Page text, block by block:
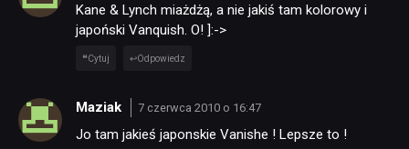
TECHNOLOGIE
Kane & Lynch miażdżą, a nie jakiś tam kolorowy i
japoński Vanquish. O! ]:->
Cytuj Odpowiedz
Maziak 7 czerwca 2010 o 16:47
Jo tam jakieś japonskie Vanishe ! Lepsze to !